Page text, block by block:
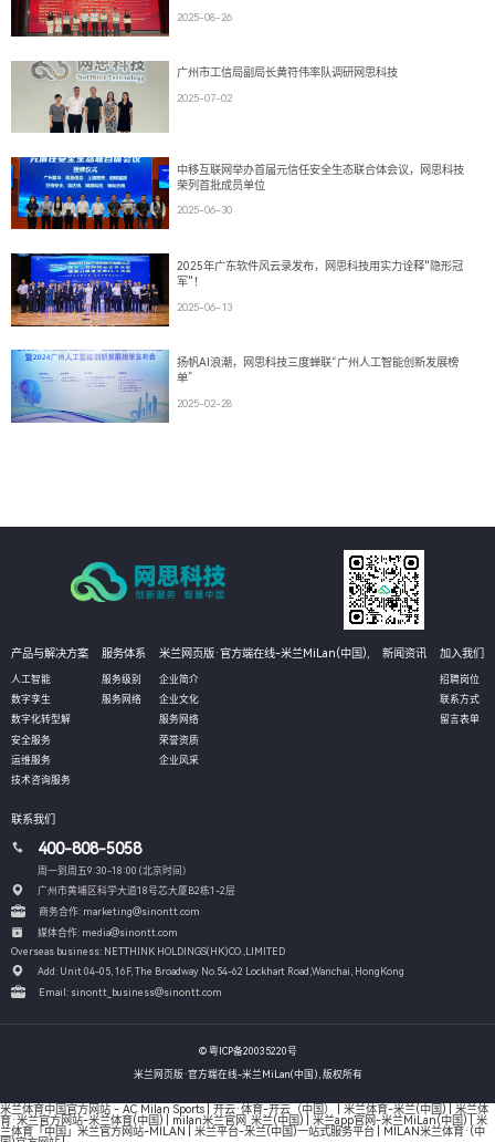
2025-08-26
广州市工信局副局长黄符伟率队调研网思科技
2025-07-02
中移互联网举办首届元信任安全生态联合体会议，网思科技
荣列首批成员单位
2025-06-30
2025年广东软件风云录发布，网思科技用实力诠释"隐形冠
军"！
2025-06-13
扬帆AI浪潮，网思科技三度蝉联“广州人工智能创新发展榜
单”
2025-02-28
产品与解决方案
人工智能
数字孪生
数字化转型解
安全服务
运维服务
技术咨询服务
服务体系
服务级别
服务网络
米兰网页版·官方端在线-米兰MiLan(中国),
企业简介
企业文化
服务网络
荣誉资质
企业风采
新闻资讯 加入我们
招聘岗位
联系方式
留言表单
联系我们
400-808-5058
周一到周五9:30-18:00 (北京时间）
广州市黄埔区科学大道18号芯大厦B2栋1-2层
商务合作: marketing@sinontt.com
媒体合作: media@sinontt.com
Overseas business: NETTHINK HOLDINGS(HK)CO.,LIMITED
Add: Unit 04-05, 16F, The Broadway No.54-62 Lockhart Road, Wanchai, HongKong
Email: sinontt_business@sinontt.com
© 粤ICP备20035220号
米兰网页版·官方端在线-米兰MiLan(中国), 版权所有
米兰体育中国官方网站 - AC Milan Sports 开云·体育-开云（中国） 米兰体育-米兰(中国)
米兰体
育·米兰官方网站-米兰体育(中国)
milan米兰官网_米兰(中国) 米兰app官网-米兰MiLan(中国)
米
兰体育「中国」米兰官方网站-MILAN
米兰平台-米兰(中国)一站式服务平台
MILAN米兰体育·(中